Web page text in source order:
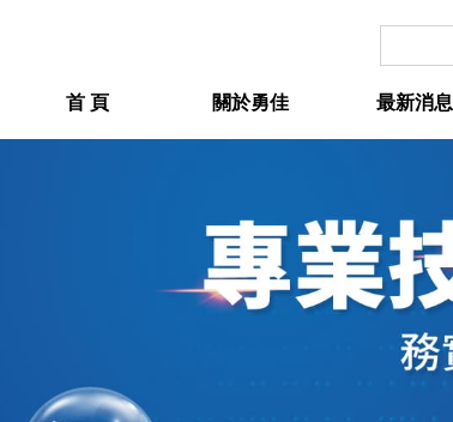
首 頁 關於勇佳 最新消息